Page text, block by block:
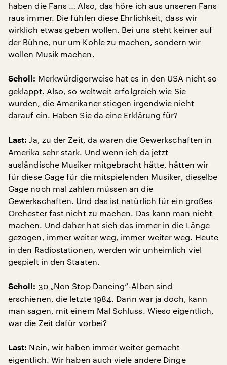
haben die Fans … Also, das höre ich aus unseren Fans
raus immer. Die fühlen diese Ehrlichkeit, dass wir
wirklich etwas geben wollen. Bei uns steht keiner auf
der Bühne, nur um Kohle zu machen, sondern wir
wollen Musik machen.
Scholl: Merkwürdigerweise hat es in den USA nicht so
geklappt. Also, so weltweit erfolgreich wie Sie
wurden, die Amerikaner stiegen irgendwie nicht
darauf ein. Haben Sie da eine Erklärung für?
Last: Ja, zu der Zeit, da waren die Gewerkschaften in
Amerika sehr stark. Und wenn ich da jetzt
ausländische Musiker mitgebracht hätte, hätten wir
für diese Gage für die mitspielenden Musiker, dieselbe
Gage noch mal zahlen müssen an die
Gewerkschaften. Und das ist natürlich für ein großes
Orchester fast nicht zu machen. Das kann man nicht
machen. Und daher hat sich das immer in die Länge
gezogen, immer weiter weg, immer weiter weg. Heute
in den Radiostationen, werden wir unheimlich viel
gespielt in den Staaten.
Scholl: 30 „Non Stop Dancing“-Alben sind
erschienen, die letzte 1984. Dann war ja doch, kann
man sagen, mit einem Mal Schluss. Wieso eigentlich,
war die Zeit dafür vorbei?
Last: Nein, wir haben immer weiter gemacht
eigentlich. Wir haben auch viele andere Dinge